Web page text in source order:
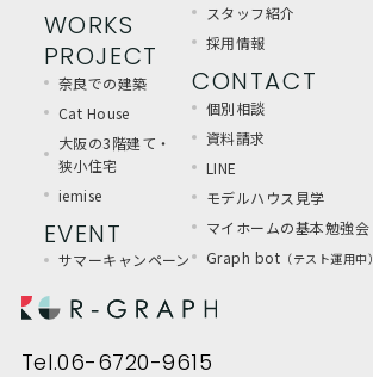
WORKS
PROJECT
奈良での建築
Cat House
大阪の3階建て・
狭小住宅
iemise
EVENT
サマーキャンペーン
スタッフ紹介
採用情報
CONTACT
個別相談
資料請求
LINE
モデルハウス見学
マイホームの基本勉強会
Graph bot （テスト運用中）
Tel.06-6720-9615